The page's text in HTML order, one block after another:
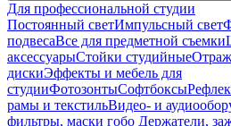
Для профессиональной студии
Постоянный светИмпульсный свет
подвесаВсе для предметной съемки
аксессуарыСтойки студийные
дискиЭффекты и мебель для
студииФотозонтыСофтбоксы
рамы и текстильВидео- и
фильтры, маски гобо Держатели,